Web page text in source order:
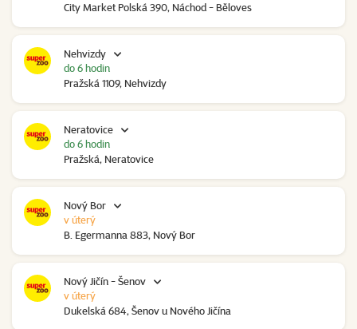
City Market Polská 390, Náchod - Běloves
Nehvizdy
Pražská 1109, Nehvizdy
do 6 hodin
Neratovice
Pražská, Neratovice
do 6 hodin
Nový Bor
B. Egermanna 883, Nový Bor
v úterý
Nový Jičín - Šenov
Dukelská 684, Šenov u Nového Jičína
v úterý